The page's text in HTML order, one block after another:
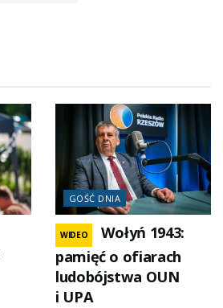
GOŚĆ DNIA
WIDEO
Wołyń 1943:
pamięć o ofiarach
ludobójstwa OUN
i UPA